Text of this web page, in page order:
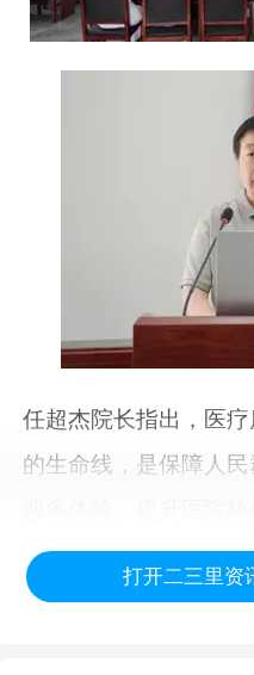
任超杰院长指出，医
的生命线，是保障人
服务体验、提升医院
前医疗行业监管不断
准持续细化完善，全
打开二三里资